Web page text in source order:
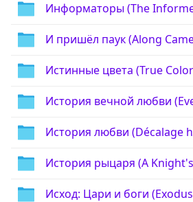
Информаторы (The
И пришёл паук (Along
Истинные цвета (True
История вечной любви
История любви (Décalage
История рыцаря (A
Исход: Цари и боги